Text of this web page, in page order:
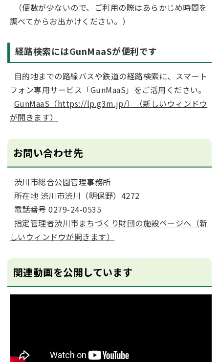
（便数が少ないので、ご利用の際はあらかじめ時間を
調べてからお出かけください。）
経路検索にはGunMaaSが便利です
目的地までの路線バスや鉄道の経路検索に、スマート
フォン専用サービス「GunMaaS」をご活用ください。
GunMaaS（https://lp.g3m.jp/）（新しいウィンドウ
が開きます）
お問い合わせ先
渋川市総合公園管理事務所
所在地 渋川市渋川（明保野）4272
電話番号 0279-24-0535
指定管理者渋川市まちづくり財団の施設ページへ（新
しいウィンドウが開きます）
関連動画を公開しています